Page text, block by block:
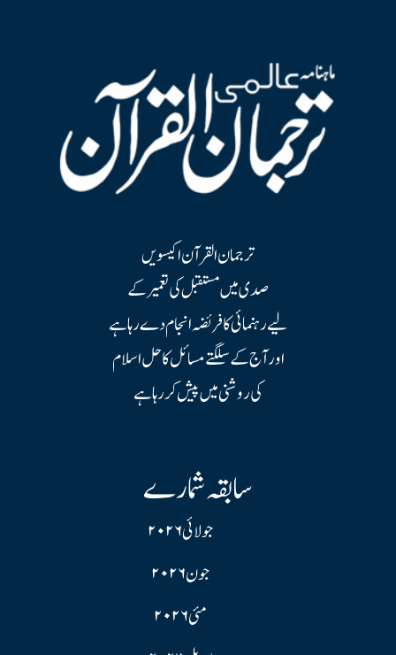
ترجمان القرآن اکیسویں
صدی میں مستقبل کی تعمیر کے
لیے رہنمائی کا فریضہ انجام دے رہا ہے
اور آج کے سلگتے مسائل کا حل اسلام
کی روشنی میں پیش کر رہا ہے
سابقہ شمارے
جولائی ۲۰۲۶
جون ۲۰۲۶
مئی ۲۰۲۶